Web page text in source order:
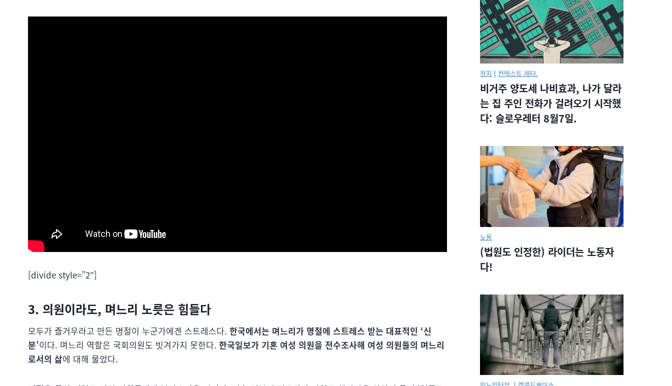
[divide style=”2″]
3. 의원이라도, 며느리 노릇은 힘들다
모두가 즐거우라고 만든 명절이 누군가에겐 스트레스다. 한국에서는 며느리가 명절에 스트레스 받는 대표적인 ‘신
분’이다. 며느리 역할은 국회의원도 빗겨가지 못한다. 한국일보가 기혼 여성 의원을 전수조사해 여성 의원들의 며느리
로서의 삶에 대해 물었다.
정치 | 컨텍스트 레터.
비거주 양도세 나비효과, 나가 달라
는 집 주인 전화가 걸려오기 시작했
다: 슬로우레터 8월7일.
노동
(법원도 인정한) 라이더는 노동자
다!